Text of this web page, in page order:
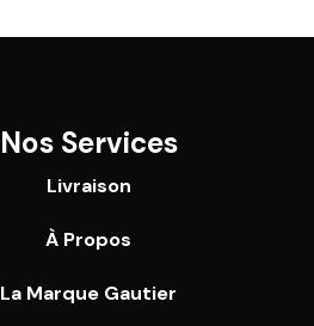
Nos Services
Livraison
À Propos
La Marque Gautier